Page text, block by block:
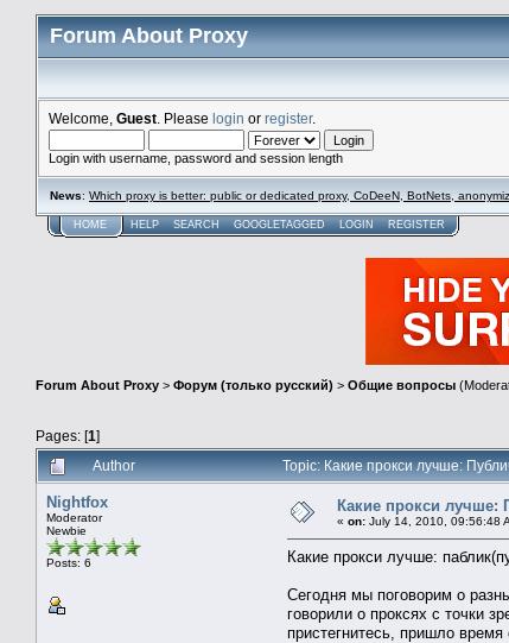
Forum About Proxy
Welcome, Guest . Please login or register.
Login with username, password and session length
News: Which proxy is better: public or dedicated proxy, CoDeeN, BotNets,
HOME HELP SEARCH GOOGLETAGGED LOGIN REGISTER
Forum About Proxy > Форум (только русский) > Общие вопросы
Pages: [1]
Author Topic: Какие прокси лучше:
Nightfox
Moderator
Newbie
Posts: 6
Какие прокси лучше:
« on: July 14, 2010, 09:56:48
Какие прокси лучше:
Сегодня мы поговорим о
говорили о проксях с точки
пристегнитесь, пришло время